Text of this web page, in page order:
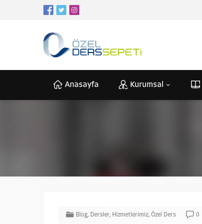
Anasayfa Kurumsal
Blog, Dersler, Hizmetlerimiz, Özel Ders 0